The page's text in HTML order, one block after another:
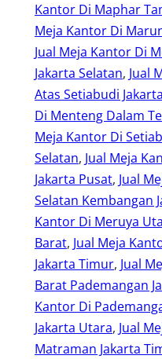
Kantor Di Maphar
Meja Kantor Di
Jual Meja Kantor Di
Jakarta Selatan, Jual
Atas Setiabudi
Di Menteng Dalam
Meja Kantor Di
Selatan, Jual Meja
Jakarta Pusat, Jual
Selatan Kembangan
Kantor Di Meruya
Barat, Jual Meja
Jakarta Timur, Jual
Barat Pademangan
Kantor Di
Jakarta Utara, Jual
Matraman Jakarta